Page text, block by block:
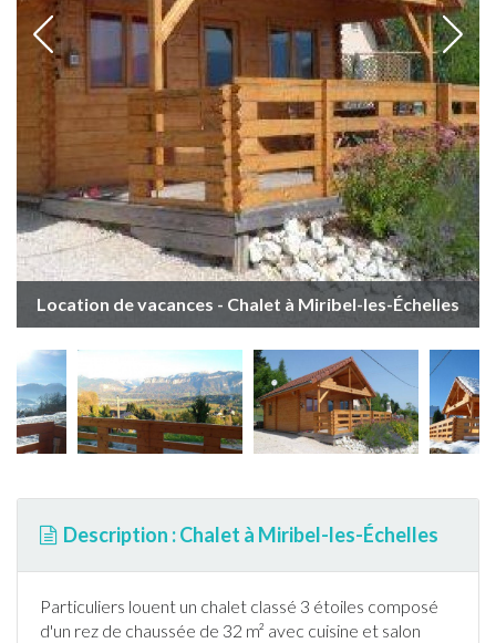
Location de vacances - Chalet à Miribel-les-Échelles
Description : Chalet à Miribel-les-Échelles
Particuliers louent un chalet classé 3 étoiles composé
d'un rez de chaussée de 32 m² avec cuisine et salon